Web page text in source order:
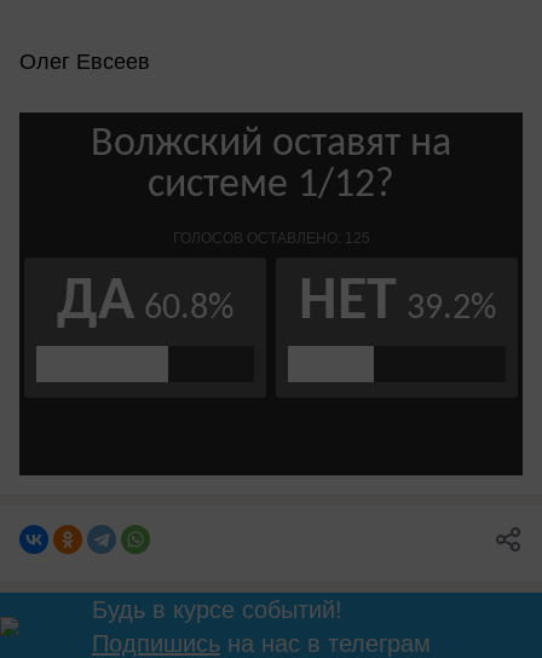
Олег Евсеев
Будь в курсе событий!
Подпишисьна нас в телеграм